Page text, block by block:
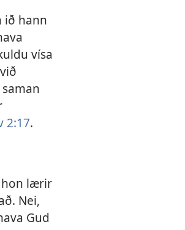
ið hann
vísa
2:17.
hon lærir
Nei,
Gud